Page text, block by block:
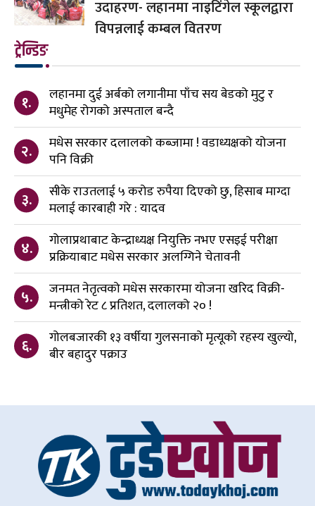
उदाहरण- लहानमा नाइटिंगेल स्कूलद्वारा
विपन्नलाई कम्बल वितरण
ट्रेन्डिङ
१.
लहानमा दुई अर्बको लगानीमा पाँच सय बेडको मुटु र
मधुमेह रोगको अस्पताल बन्दै
२.
मधेस सरकार दलालको कब्जामा ! वडाध्यक्षको योजना
पनि विक्री
३.
सीके राउतलाई ५ करोड रुपैया दिएको छु, हिसाब माग्दा
मलाई कारबाही गरे : यादव
४.
गोलाप्रथाबाट केन्द्राध्यक्ष नियुक्ति नभए एसइई परीक्षा
प्रक्रियाबाट मधेस सरकार अलग्गिने चेतावनी
५.
जनमत नेतृत्वको मधेस सरकारमा योजना खरिद विक्री-
मन्त्रीको रेट ८ प्रतिशत, दलालको २० !
६.
गोलबजारकी १३ वर्षीया गुलसनाको मृत्यूको रहस्य खुल्यो,
बीर बहादुर पक्राउ